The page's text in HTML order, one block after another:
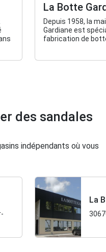
La Botte
Depuis 1958, la
Gardiane est
fabrication de
des sandales
indépendants où vous
La